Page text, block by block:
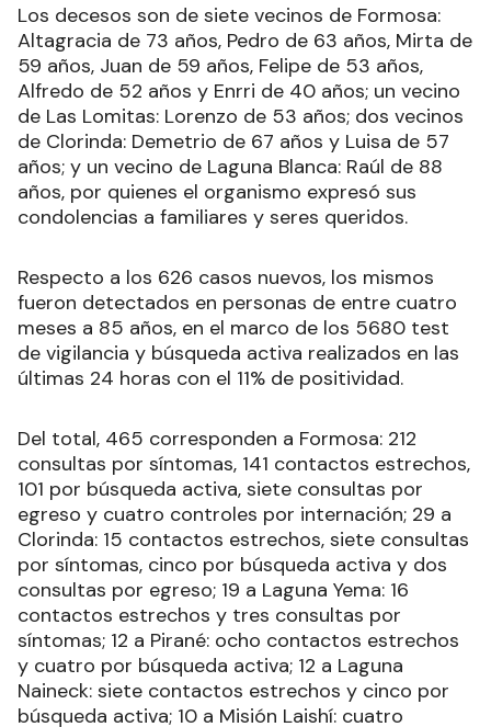
Los decesos son de siete vecinos de Formosa:
Altagracia de 73 años, Pedro de 63 años, Mirta de
59 años, Juan de 59 años, Felipe de 53 años,
Alfredo de 52 años y Enrri de 40 años; un vecino
de Las Lomitas: Lorenzo de 53 años; dos vecinos
de Clorinda: Demetrio de 67 años y Luisa de 57
años; y un vecino de Laguna Blanca: Raúl de 88
años, por quienes el organismo expresó sus
condolencias a familiares y seres queridos.
Respecto a los 626 casos nuevos, los mismos
fueron detectados en personas de entre cuatro
meses a 85 años, en el marco de los 5680 test
de vigilancia y búsqueda activa realizados en las
últimas 24 horas con el 11% de positividad.
Del total, 465 corresponden a Formosa: 212
consultas por síntomas, 141 contactos estrechos,
101 por búsqueda activa, siete consultas por
egreso y cuatro controles por internación; 29 a
Clorinda: 15 contactos estrechos, siete consultas
por síntomas, cinco por búsqueda activa y dos
consultas por egreso; 19 a Laguna Yema: 16
contactos estrechos y tres consultas por
síntomas; 12 a Pirané: ocho contactos estrechos
y cuatro por búsqueda activa; 12 a Laguna
Naineck: siete contactos estrechos y cinco por
búsqueda activa; 10 a Misión Laishí: cuatro